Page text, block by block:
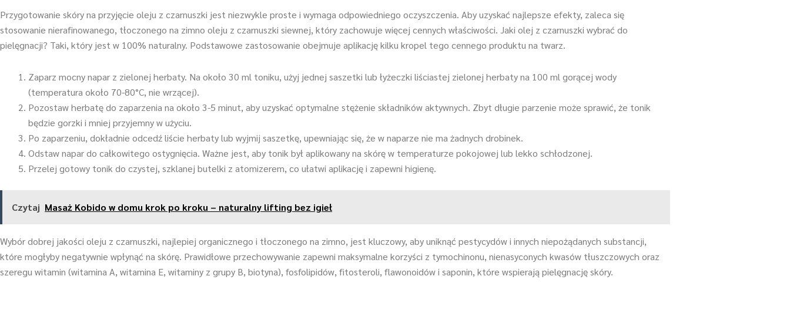
Przygotowanie skóry na przyjęcie oleju z czarnuszki jest niezwykle proste i wymaga odpowiedniego oczyszczenia. Aby uzyskać najlepsze efekty, zaleca się
stosowanie nierafinowanego, tłoczonego na zimno oleju z czarnuszki siewnej, który zachowuje więcej cennych właściwości. Jaki olej z czarnuszki wybrać do
pielęgnacji? Taki, który jest w 100% naturalny. Podstawowe zastosowanie obejmuje aplikację kilku kropel tego cennego produktu na twarz.
Zaparz mocny napar z zielonej herbaty. Na około 30 ml toniku, użyj jednej saszetki lub łyżeczki liściastej zielonej herbaty na 100 ml gorącej wody
(temperatura około 70-80°C, nie wrzącej).
Pozostaw herbatę do zaparzenia na około 3-5 minut, aby uzyskać optymalne stężenie składników aktywnych. Zbyt długie parzenie może sprawić, że tonik
będzie gorzki i mniej przyjemny w użyciu.
Po zaparzeniu, dokładnie odcedź liście herbaty lub wyjmij saszetkę, upewniając się, że w naparze nie ma żadnych drobinek.
Odstaw napar do całkowitego ostygnięcia. Ważne jest, aby tonik był aplikowany na skórę w temperaturze pokojowej lub lekko schłodzonej.
Przelej gotowy tonik do czystej, szklanej butelki z atomizerem, co ułatwi aplikację i zapewni higienę.
Czytaj Masaż Kobido w domu krok po kroku – naturalny lifting bez igieł
Wybór dobrej jakości oleju z czarnuszki, najlepiej organicznego i tłoczonego na zimno, jest kluczowy, aby uniknąć pestycydów i innych niepożądanych substancji,
które mogłyby negatywnie wpłynąć na skórę. Prawidłowe przechowywanie zapewni maksymalne korzyści z tymochinonu, nienasyconych kwasów tłuszczowych oraz
szeregu witamin (witamina A, witamina E, witaminy z grupy B, biotyna), fosfolipidów, fitosteroli, flawonoidów i saponin, które wspierają pielęgnację skóry.